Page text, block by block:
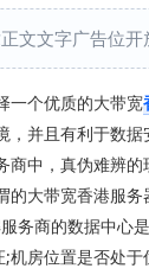
文文字广告位开
一个优质的大带宽
，并且有利于数
商中，真伪难辨
的大带宽香港服
务商的数据中心
机房位置是否处